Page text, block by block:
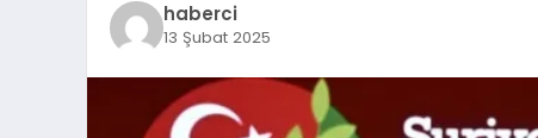
haberci
13 Şubat 2025